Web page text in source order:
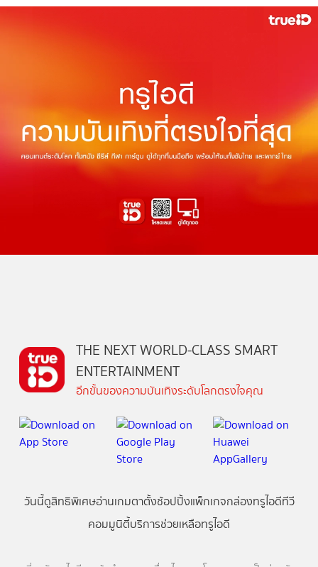
THE NEXT WORLD-CLASS SMART
ENTERTAINMENT
อีกขั้นของความบันเทิงระดับโลกตรงใจคุณ
วันนี้ดูสิทธิพิเศษอ่านเกมตาตั้งช้อปปิ้งแพ็กเกจกล่องทรูไอดีทีวี
คอมมูนิตี้บริการช่วยเหลือทรูไอดี